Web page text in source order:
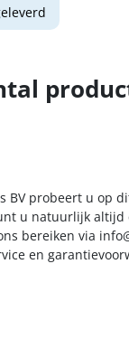
BV probeert u op
u natuurlijk altijd
bereiken via
en